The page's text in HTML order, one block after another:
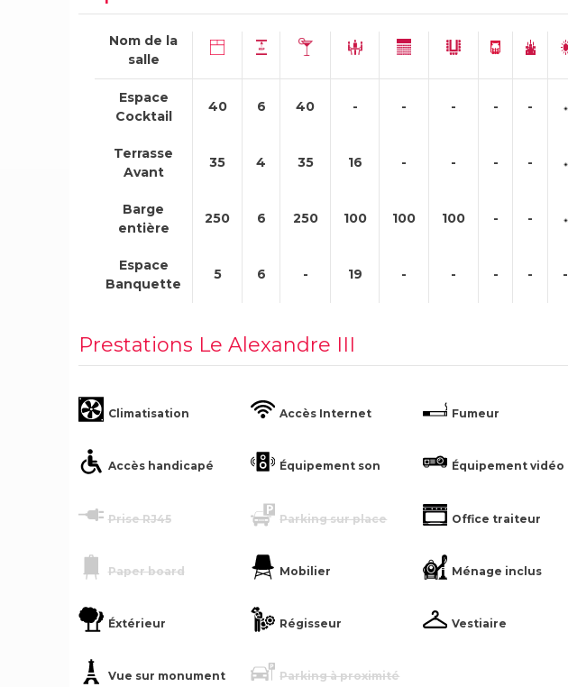
Nom de la
salle
Espace
Cocktail
40 6 40 - - - - -
Terrasse
Avant
35 4 35 16 - - - -
Barge
entière
250 6 250 100 100 100 - -
Espace
Banquette
5 6 - 19 - - - - -
Prestations Le Alexandre III
Climatisation Accès Internet Fumeur
Accès handicapé Équipement son Équipement vidéo
Prise RJ45 Parking sur place Office traiteur
Paper board Mobilier Ménage inclus
Éxtérieur Régisseur Vestiaire
Vue sur monument Parking à proximité